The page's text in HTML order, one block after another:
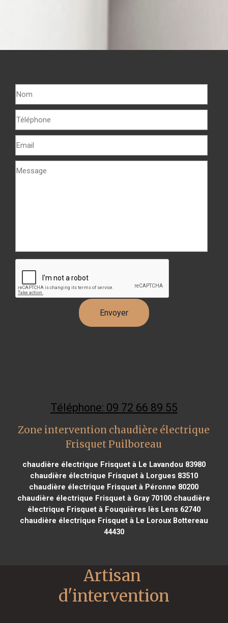
Téléphone: 09 72 66 89 55
Zone intervention chaudière électrique
Frisquet Puilboreau
chaudière électrique Frisquet à Le Lavandou 83980
chaudière électrique Frisquet à Lorgues 83510
chaudière électrique Frisquet à Péronne 80200
chaudière électrique Frisquet à Gray 70100 chaudière
électrique Frisquet à Fouquières lès Lens 62740
chaudière électrique Frisquet à Le Loroux Bottereau
44430
Artisan
d'intervention